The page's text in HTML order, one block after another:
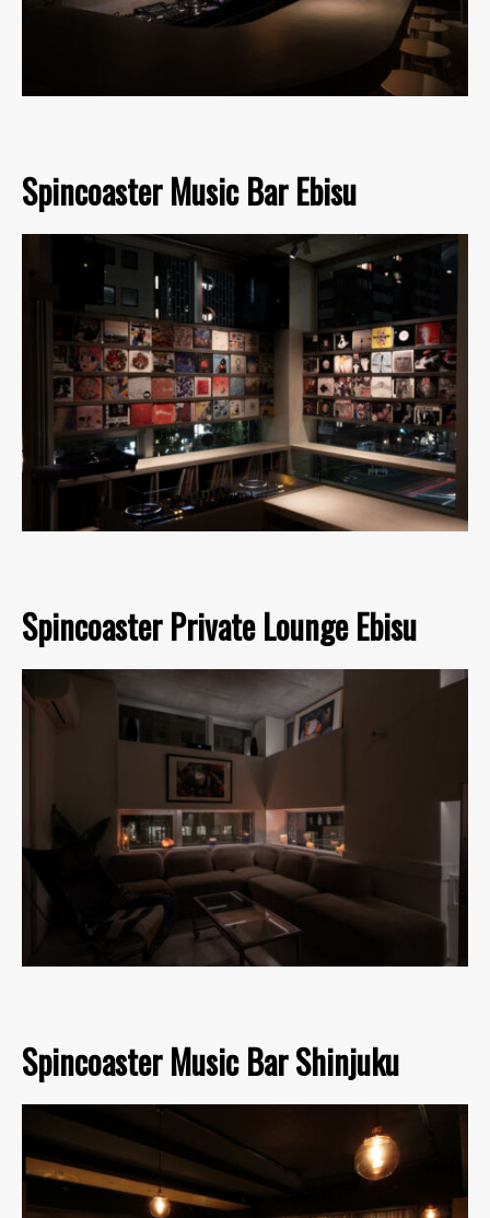
Spincoaster Music Bar Ebisu
Spincoaster Private Lounge Ebisu
Spincoaster Music Bar Shinjuku